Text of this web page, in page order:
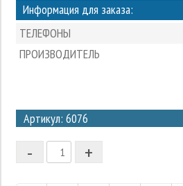
Информация для заказа:
ТЕЛЕФОНЫ
ПРОИЗВОДИТЕЛЬ
Артикул: 6076
2
1
+
-